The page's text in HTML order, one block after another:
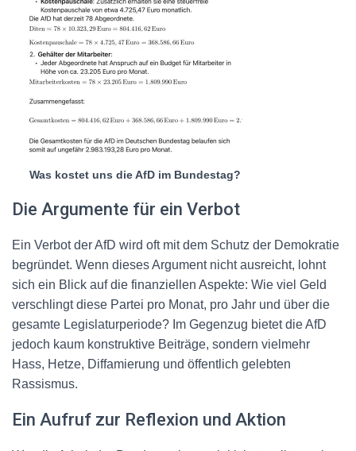
Was kostet uns die AfD im Bundestag?
Die Argumente für ein Verbot
Ein Verbot der AfD wird oft mit dem Schutz der Demokratie
begründet. Wenn dieses Argument nicht ausreicht, lohnt
sich ein Blick auf die finanziellen Aspekte: Wie viel Geld
verschlingt diese Partei pro Monat, pro Jahr und über die
gesamte Legislaturperiode? Im Gegenzug bietet die AfD
jedoch kaum konstruktive Beiträge, sondern vielmehr
Hass, Hetze, Diffamierung und öffentlich gelebten
Rassismus.
Ein Aufruf zur Reflexion und Aktion